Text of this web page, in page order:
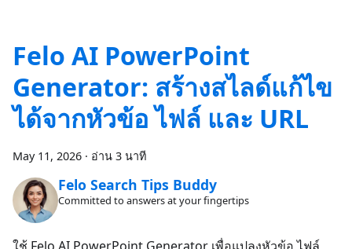
Felo AI PowerPoint
Generator: สร้างสไลด์แก้ไข
ได้จากหัวข้อ ไฟล์ และ URL
May 11, 2026 · อ่าน 3 นาที
Felo Search Tips Buddy
Committed to answers at your fingertips
ใช้ Felo AI PowerPoint Generator เพื่อแปลงหัวข้อ ไฟล์